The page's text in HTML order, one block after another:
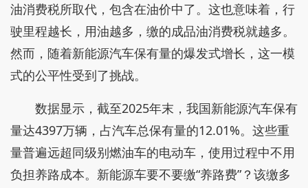
油消费税所取代，包含在油价中了。这也意味着，行
驶里程越长，用油越多，缴的成品油消费税就越多。
然而，随着新能源汽车保有量的爆发式增长，这一模
式的公平性受到了挑战。
数据显示，截至2025年末，我国新能源汽车保有
量达4397万辆，占汽车总保有量的12.01%。这些重
量普遍远超同级别燃油车的电动车，使用过程中不用
负担养路成本。新能源车要不要缴“养路费”？该缴多